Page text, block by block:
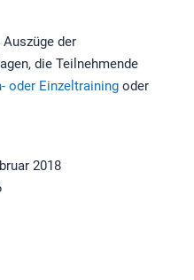
der
die Teilnehmende
oder Einzeltrainingoder
2018